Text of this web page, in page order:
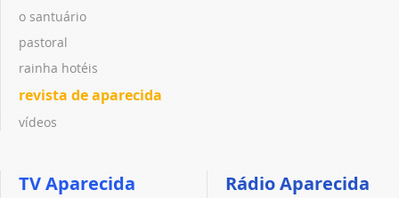
o santuário
pastoral
rainha hotéis
revista de aparecida
vídeos
TV Aparecida Rádio Aparecida